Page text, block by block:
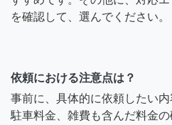
を確認して、選んでください。
依頼における注意点は？
事前に、具体的に依頼したい
駐車料金、雑費も含んだ料金